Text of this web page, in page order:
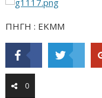
ΠΗΓΗ : ΕΚΜΜ
0